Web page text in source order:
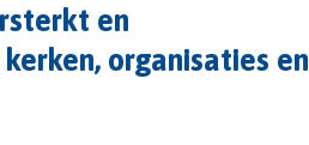
en
organisaties en